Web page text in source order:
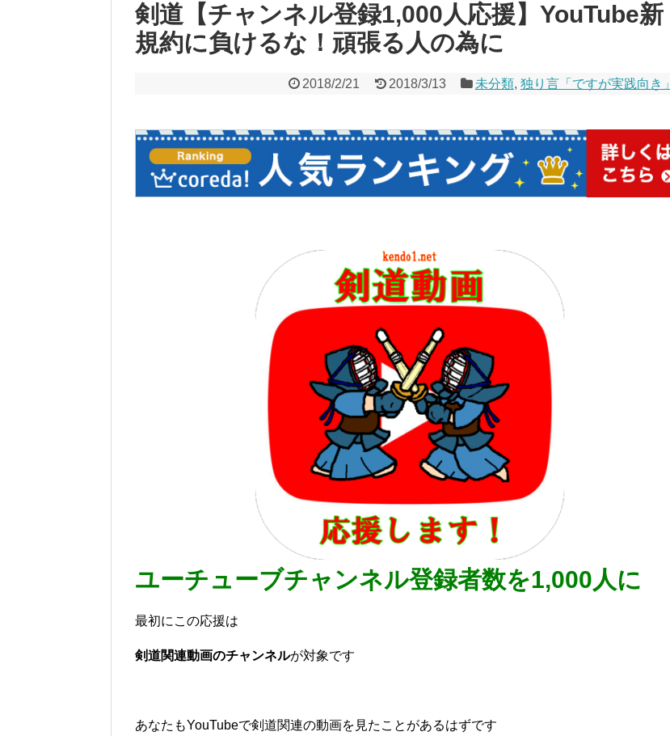
剣道【チャンネル登録1,000人応援】YouTube新
規約に負けるな！頑張る人の為に
2018/2/21 2018/3/13 未分類, 独り言「ですが実践向き」
ユーチューブチャンネル登録者数を1,000人に
最初にこの応援は
剣道関連動画のチャンネルが対象です
あなたもYouTubeで剣道関連の動画を見たことがあるはずです